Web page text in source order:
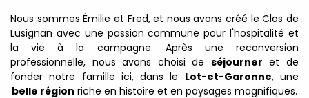
Nous sommes Émilie et Fred, et nous avons créé le Clos de
Lusignan avec une passion commune pour l'hospitalité et
la vie à la campagne. Après une reconversion
professionnelle, nous avons choisi de séjourner et de
fonder notre famille ici, dans le Lot-et-Garonne, une
belle région riche en histoire et en paysages magnifiques.